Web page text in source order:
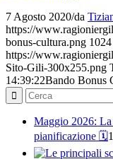
7 Agosto 2020/da
https://
bonus-cultura.png 1024
https://
Sito-Gili-300x255.png
14:39:22Bando Bonus
Maggio 2026: La
pianificazione 🗓️